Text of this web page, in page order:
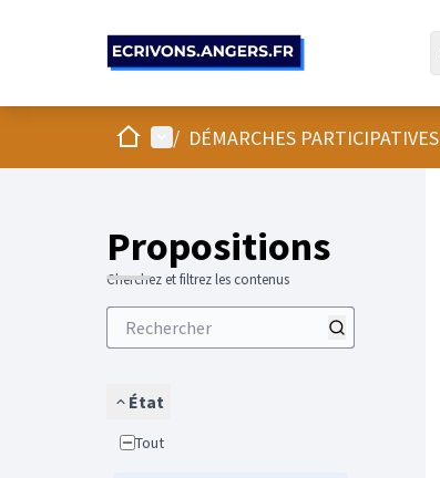
AccueilMenu principal
/ DÉMARCHES PARTICIPATIVES
Propositions
Cherchez et filtrez les contenus
État
Tout